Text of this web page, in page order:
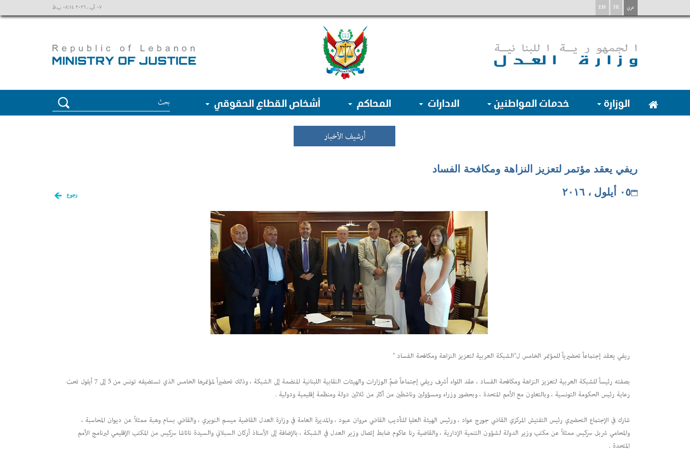
٠٧ آب ، ٢٠٢٦ ٠٨:١٤ ب.ظ EN FR عربي
الوزارة خدمات المواطنين الادارات المحاكم أشخاص القطاع الحقوقي
أرشيف الأخبار
ريفي يعقد مؤتمر لتعزيز النزاهة ومكافحة الفساد
رجوع ٠٥ أيلول ، ٢٠١٦
ريفي يعقد إجتماعاً تحضيرياً للمؤتمر الخامس ل"الشبكة العربية لتعزيز النزاهة ومكافحة الفساد "
بصفته رئيساً للشبكة العربية لتعزيز النزاهة ومكافحة الفساد ، عقد اللواء أشرف ريفي إجتماعاً ضمَّ الوزارات والهيئات النقابية اللبنانية المنضمة إلى الشبكة ، وذلك تحضيراً لمؤتمرها الخامس الذي تستضيفه تونس من 5 إلى 7 أيلول تحت
رعاية رئيس الحكومة التونسية ، وبالتعاون مع الأمم المتحدة ، وبحضور وزراء ومسؤولين وناشطين من أكثر من ثلاثين دولة ومنظمة إقليمية ودولية .
شارك في الإجتماع التحضيري رئيس التفتيش المركزي القاضي جورج عواد ، ورئيس الهيئة العليا للتأديب القاضي مروان عبود ، والمديرة العامة في وزارة العدل القاضية ميسم النويري ، والقاضي بسام وهبة ممثلاً عن ديوان المحاسبة ،
والمحامي شربل سركيس ممثلاً عن مكتب وزير الدولة لشؤون التنمية الإدارية ، والقاضية رنا عاكوم ضابط إتصال وزير العدل في الشبكة ، بالإضافة إلى الأستاذ أركان السبلاني والسيدة ناتاشا سركيس من المكتب الإقليمي لبرنامج الأمم
المتحدة .